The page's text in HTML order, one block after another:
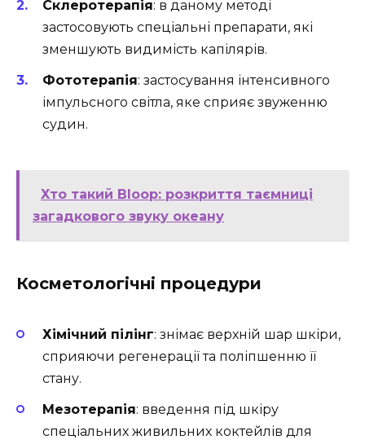
Склеротерапія: в даному методі
застосовують спеціальні препарати, які
зменшують видимість капілярів.
Фототерапія: застосування інтенсивного
імпульсного світла, яке сприяє звуженню
судин.
Хто такий Bloop: розкриття таємниці
загадкового звуку океану
Косметологічні процедури
Хімічний пілінг: знімає верхній шар шкіри,
сприяючи регенерації та поліпшенню її
стану.
Мезотерапія: введення під шкіру
спеціальних живильних коктейлів для